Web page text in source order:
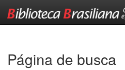
Página de busca